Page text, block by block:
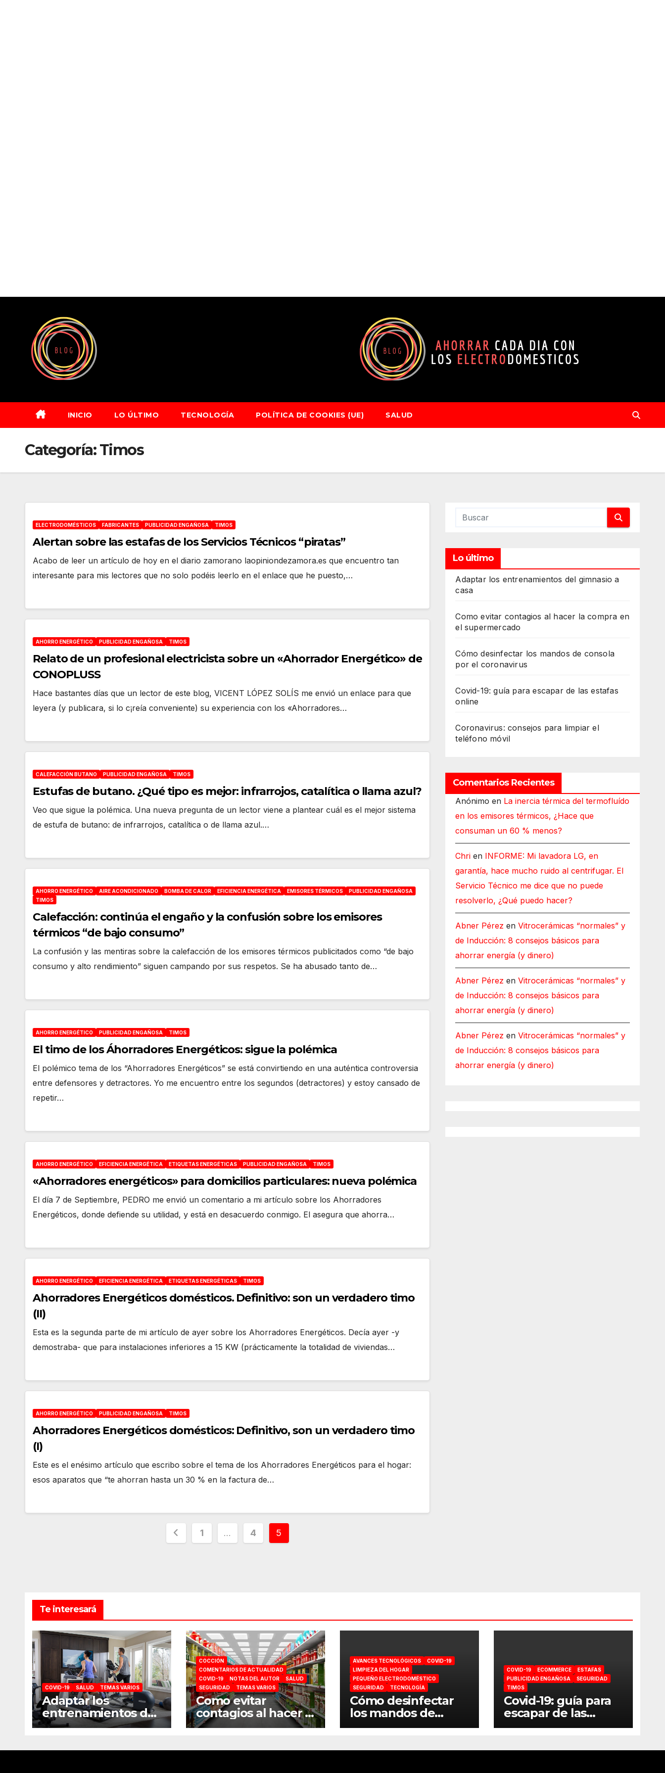
contenido
INICIO LO ÚLTIMO TECNOLOGÍA POLÍTICA DE COOKIES (UE) SALUD
Categoría:Timos
ELECTRODOMÉSTICOS FABRICANTES PUBLICIDAD ENGAÑOSA TIMOS
Alertan sobre las estafas de los Servicios Técnicos “piratas”
Acabo de leer un artículo de hoy en el diario zamorano laopiniondezamora.es que encuentro tan
interesante para mis lectores que no solo podéis leerlo en el enlace que he puesto,…
AHORRO ENERGÉTICO PUBLICIDAD ENGAÑOSA TIMOS
Relato de un profesional electricista sobre un «Ahorrador Energético» de
CONOPLUSS
Hace bastantes días que un lector de este blog, VICENT LÓPEZ SOLÍS me envió un enlace para que
leyera (y publicara, si lo c¡reía conveniente) su experiencia con los «Ahorradores…
CALEFACCIÓN BUTANO PUBLICIDAD ENGAÑOSA TIMOS
Estufas de butano. ¿Qué tipo es mejor: infrarrojos, catalítica o llama azul?
Veo que sigue la polémica. Una nueva pregunta de un lector viene a plantear cuál es el mejor sistema
de estufa de butano: de infrarrojos, catalítica o de llama azul.…
AHORRO ENERGÉTICO AIRE ACONDICIONADO BOMBA DE CALOR EFICIENCIA ENERGÉTICA EMISORES TÉRMICOS
PUBLICIDAD ENGAÑOSA
TIMOS
Calefacción: continúa el engaño y la confusión sobre los emisores
térmicos “de bajo consumo”
La confusión y las mentiras sobre la calefacción de los emisores térmicos publicitados como “de bajo
consumo y alto rendimiento” siguen campando por sus respetos. Se ha abusado tanto de…
AHORRO ENERGÉTICO PUBLICIDAD ENGAÑOSA TIMOS
El timo de los Áhorradores Energéticos: sigue la polémica
El polémico tema de los “Ahorradores Energéticos” se está convirtiendo en una auténtica controversia
entre defensores y detractores. Yo me encuentro entre los segundos (detractores) y estoy cansado de
repetir…
AHORRO ENERGÉTICO EFICIENCIA ENERGÉTICA ETIQUETAS ENERGÉTICAS PUBLICIDAD ENGAÑOSA TIMOS
«Ahorradores energéticos» para domicilios particulares: nueva polémica
El día 7 de Septiembre, PEDRO me envió un comentario a mi artículo sobre los Ahorradores
Energéticos, donde defiende su utilidad, y está en desacuerdo conmigo. El asegura que ahorra…
AHORRO ENERGÉTICO EFICIENCIA ENERGÉTICA ETIQUETAS ENERGÉTICAS TIMOS
Ahorradores Energéticos domésticos. Definitivo: son un verdadero timo
(II)
Esta es la segunda parte de mi artículo de ayer sobre los Ahorradores Energéticos. Decía ayer -y
demostraba- que para instalaciones inferiores a 15 KW (prácticamente la totalidad de viviendas…
AHORRO ENERGÉTICO PUBLICIDAD ENGAÑOSA TIMOS
Ahorradores Energéticos domésticos: Definitivo, son un verdadero timo
(I)
Este es el enésimo artículo que escribo sobre el tema de los Ahorradores Energéticos para el hogar:
esos aparatos que “te ahorran hasta un 30 % en la factura de…
Paginación
1 … 4 5
Lo último
Adaptar los entrenamientos del gimnasio a
casa
Como evitar contagios al hacer la compra en
el supermercado
Cómo desinfectar los mandos de consola
por el coronavirus
Covid-19: guía para escapar de las estafas
online
Coronavirus: consejos para limpiar el
teléfono móvil
Comentarios Recientes
Anónimo en La inercia térmica del termofluído
en los emisores térmicos, ¿Hace que
consuman un 60 % menos?
Chri en INFORME: Mi lavadora LG, en
garantía, hace mucho ruido al centrifugar. El
Servicio Técnico me dice que no puede
resolverlo, ¿Qué puedo hacer?
Abner Pérez enVitrocerámicas “normales” y
de Inducción: 8 consejos básicos para
ahorrar energía (y dinero)
Abner Pérez enVitrocerámicas “normales” y
de Inducción: 8 consejos básicos para
ahorrar energía (y dinero)
Abner Pérez enVitrocerámicas “normales” y
de Inducción: 8 consejos básicos para
ahorrar energía (y dinero)
Te interesará
COVID-19 SALUD TEMAS VARIOS
Adaptar los
entrenamientos del
gimnasio a casa
COCCIÓN
COMENTARIOS DE ACTUALIDAD
COVID-19
NOTAS DEL AUTOR
SALUD
SEGURIDAD
TEMAS VARIOS
Como evitar
contagios al hacer la
compra en el
AVANCES TECNOLÓGICOS
COVID-19
LIMPIEZA DEL HOGAR
PEQUEÑO ELECTRODOMÉSTICO
SEGURIDAD
TECNOLOGÍA
Cómo desinfectar
los mandos de
consola por el
COVID-19 ECOMMERCE
ESTAFAS
PUBLICIDAD ENGAÑOSA
SEGURIDAD
TIMOS
Covid-19: guía para
escapar de las
estafas online